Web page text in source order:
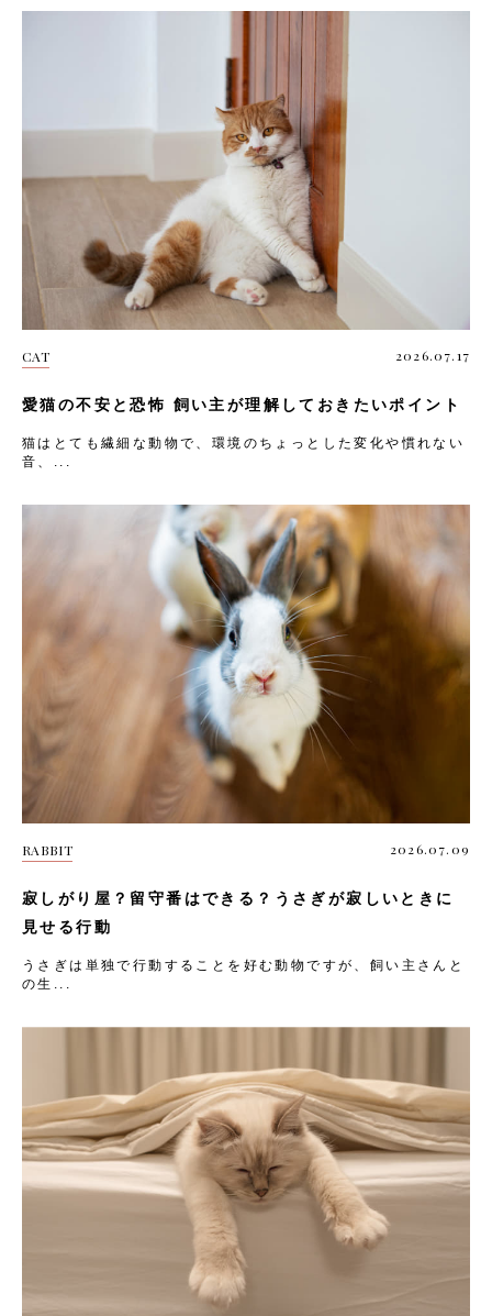
CAT 2026.07.17
愛猫の不安と恐怖 飼い主が理解しておきたいポイント
猫はとても繊細な動物で、環境のちょっとした変化や慣れない
音、...
RABBIT 2026.07.09
寂しがり屋？留守番はできる？うさぎが寂しいときに
見せる行動
うさぎは単独で行動することを好む動物ですが、飼い主さんと
の生...